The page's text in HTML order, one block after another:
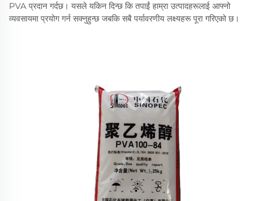
PVA प्रदान गर्दछ। यसले यकिन दिन्छ कि तपाईं हाम्रा उत्पादहरूलाई आफ्नो
व्यवसायमा प्रयोग गर्न सक्नुहुन्छ जबकि सबै पर्यावरणीय लक्ष्यहरू पूरा गरिएको छ।